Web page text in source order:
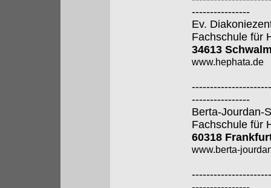
----------------
Ev.
Fachschule für
34613
www.hephata.de
----------------
Berta-Jourdan-
Fachschule für
60318
www.berta-